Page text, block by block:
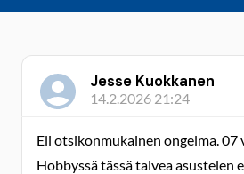
Jesse Kuokkanen
14.2.2026 21:24
Eli otsikonmukainen ongelma. 07
Hobbyssä tässä talvea asustelen